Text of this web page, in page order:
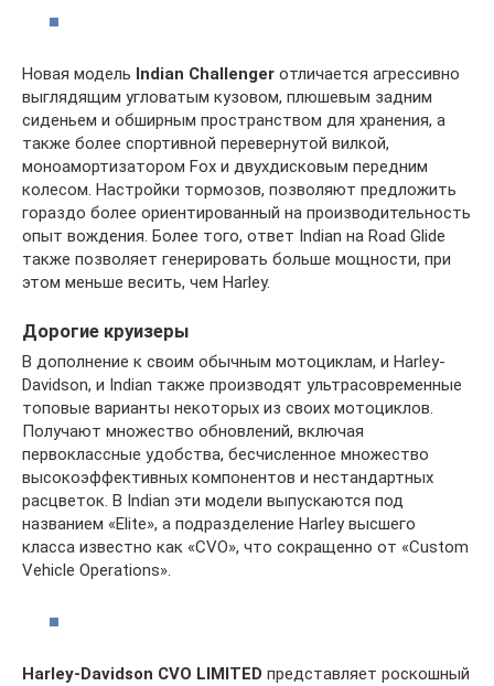
Новая модель Indian Challenger отличается агрессивно
выглядящим угловатым кузовом, плюшевым задним
сиденьем и обширным пространством для хранения, а
также более спортивной перевернутой вилкой,
моноамортизатором Fox и двухдисковым передним
колесом. Настройки тормозов, позволяют предложить
гораздо более ориентированный на производительность
опыт вождения. Более того, ответ Indian на Road Glide
также позволяет генерировать больше мощности, при
этом меньше весить, чем Harley.
Дорогие круизеры
В дополнение к своим обычным мотоциклам, и Harley-
Davidson, и Indian также производят ультрасовременные
топовые варианты некоторых из своих мотоциклов.
Получают множество обновлений, включая
первоклассные удобства, бесчисленное множество
высокоэффективных компонентов и нестандартных
расцветок. В Indian эти модели выпускаются под
названием «Elite», а подразделение Harley высшего
класса известно как «CVO», что сокращенно от «Custom
Vehicle Operations».
Harley-Davidson CVO LIMITED представляет роскошный